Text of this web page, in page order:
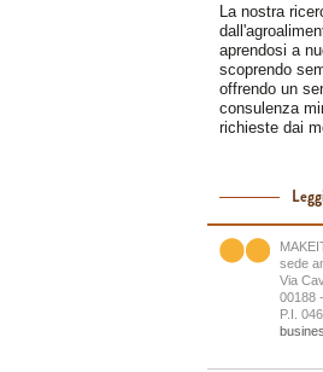
La nostra
aprendosi a
scoprendo
offrendo un
consulenza
richieste dai
sede
Via
00188
P.I.